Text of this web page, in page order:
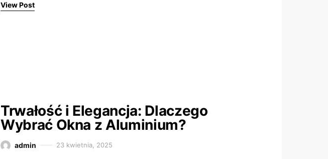
View Post
Trwałość i Elegancja: Dlaczego
Wybrać Okna z Aluminium?
admin 23 kwietnia, 2025